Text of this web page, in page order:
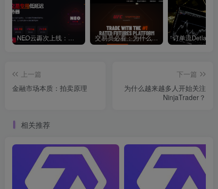
NEO云再次上线：毫秒级延迟，赋能每一笔交易 交易员必看：为什么NinjaTrader是订单流交易的顶级选择？
上一篇
金融市场本质：拍卖原理
下一篇
为什么越来越多人开始关注
NinjaTrader？
相关推荐